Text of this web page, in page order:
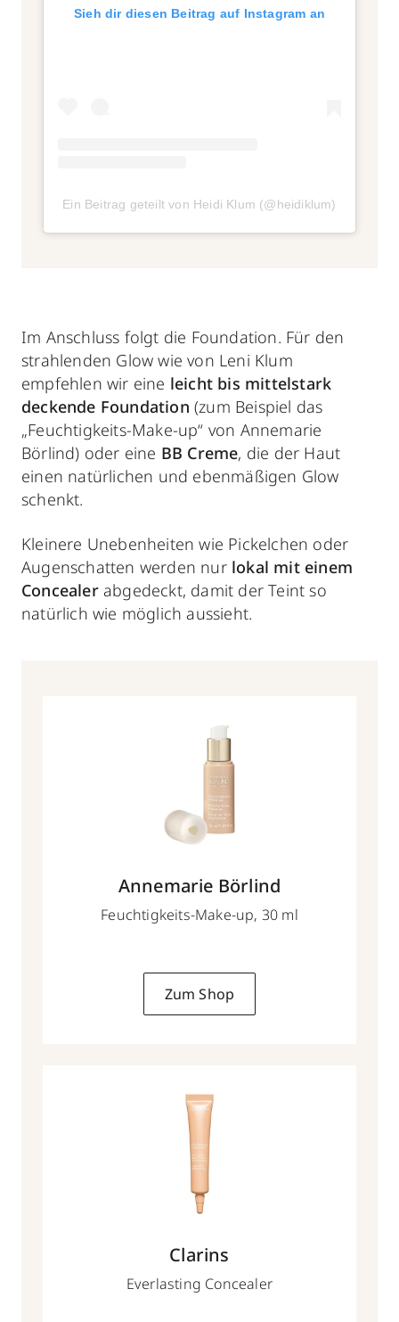
Sieh dir diesen Beitrag auf Instagram an
Ein Beitrag geteilt von Heidi Klum (@heidiklum)
Im Anschluss folgt die Foundation. Für den
strahlenden Glow wie von Leni Klum
empfehlen wir eine leicht bis mittelstark
deckende Foundation (zum Beispiel das
„Feuchtigkeits-Make-up“ von Annemarie
Börlind) oder eine BB Creme, die der Haut
einen natürlichen und ebenmäßigen Glow
schenkt.
Kleinere Unebenheiten wie Pickelchen oder
Augenschatten werden nur lokal mit einem
Concealerabgedeckt, damit der Teint so
natürlich wie möglich aussieht.
Annemarie Börlind
Feuchtigkeits-Make-up, 30 ml
Zum Shop
Clarins
Everlasting Concealer